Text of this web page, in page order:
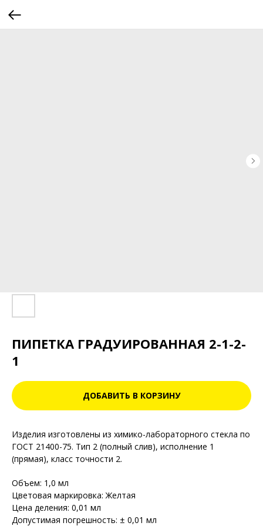
ПИПЕТКА ГРАДУИРОВАННАЯ 2-1-2-
1
ДОБАВИТЬ В КОРЗИНУ
Изделия изготовлены из химико-лабораторного стекла по
ГОСТ 21400-75. Тип 2 (полный слив), исполнение 1
(прямая), класс точности 2.
Объем: 1,0 мл
Цветовая маркировка: Желтая
Цена деления: 0,01 мл
Допустимая погрешность: ± 0,01 мл